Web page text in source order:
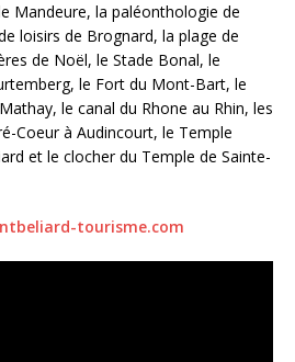
Mandeure, la paléonthologie de
loisirs de Brognard, la plage de
de Noël, le Stade Bonal, le
le Fort du Mont-Bart, le
le canal du Rhone au Rhin, les
Coeur à Audincourt, le Temple
et le clocher du Temple de Sainte-
tourisme.com